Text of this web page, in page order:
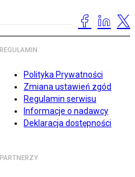
REGULAMIN
Polityka Prywatności
Zmiana ustawień zgód
Regulamin serwisu
Informacje o nadawcy
Deklaracja dostępności
PARTNERZY